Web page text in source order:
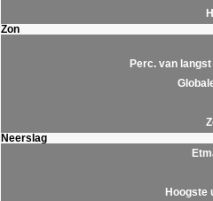
Zon
Perc. van
Neerslag
Hoogste